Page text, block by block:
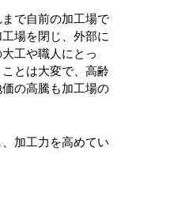
で自前の加工場で
場を閉じ、外部に
工や職人にとっ
とは大変で、高齢
の高騰も加工場の
加工力を高めてい